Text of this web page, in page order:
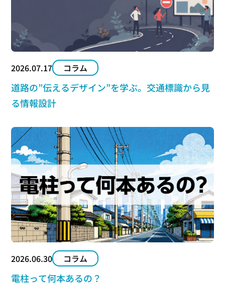
2026.07.17 コラム
道路の”伝えるデザイン”を学ぶ。交通標識から見
る情報設計
2026.06.30 コラム
電柱って何本あるの？